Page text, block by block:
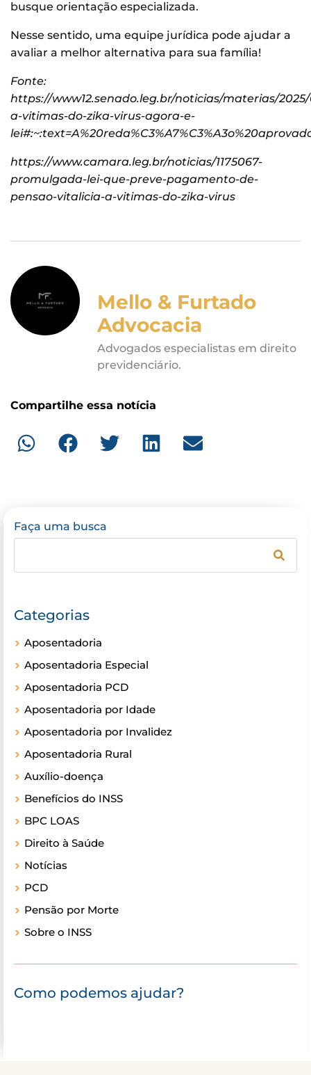
busque orientação especializada.
Nesse sentido, uma equipe jurídica pode ajudar a
avaliar a melhor alternativa para sua família!
Fonte:
https://www12.senado.leg.br/noticias/materias/
a-vitimas-do-zika-virus-agora-e-
https://www.camara.leg.br/noticias/1175067-
promulgada-lei-que-preve-pagamento-de-
pensao-vitalicia-a-vitimas-do-zika-virus
Mello & Furtado
Advocacia
Advogados especialistas em direito
previdenciário.
Compartilhe essa notícia
Faça uma busca
Categorias
Aposentadoria
Aposentadoria Especial
Aposentadoria PCD
Aposentadoria por Idade
Aposentadoria por Invalidez
Aposentadoria Rural
Auxílio-doença
Benefícios do INSS
BPC LOAS
Direito à Saúde
Notícias
PCD
Pensão por Morte
Sobre o INSS
Como podemos ajudar?